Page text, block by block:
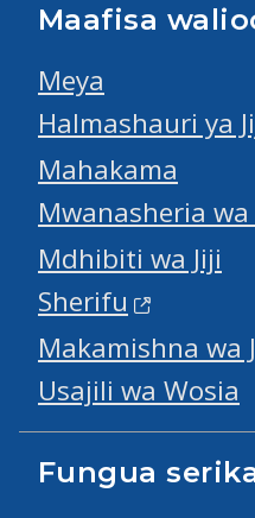
Maafisa
Meya
Halmashauri ya
Mahakama
Mwanasheria
Mdhibiti wa Jiji
Sherifu
Makamishna wa
Usajili wa Wosia
Fungua